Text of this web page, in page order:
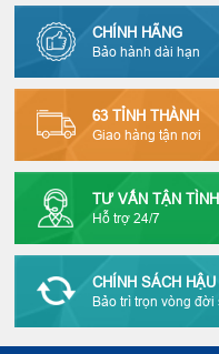
CHÍNH HÃNG
Bảo hành dài hạn
63 TỈNH THÀNH
Giao hàng tận nơi
TƯ VẤN TẬN TÌNH
Hỗ trợ 24/7
CHÍNH SÁCH
Bảo trì trọn vòng đời